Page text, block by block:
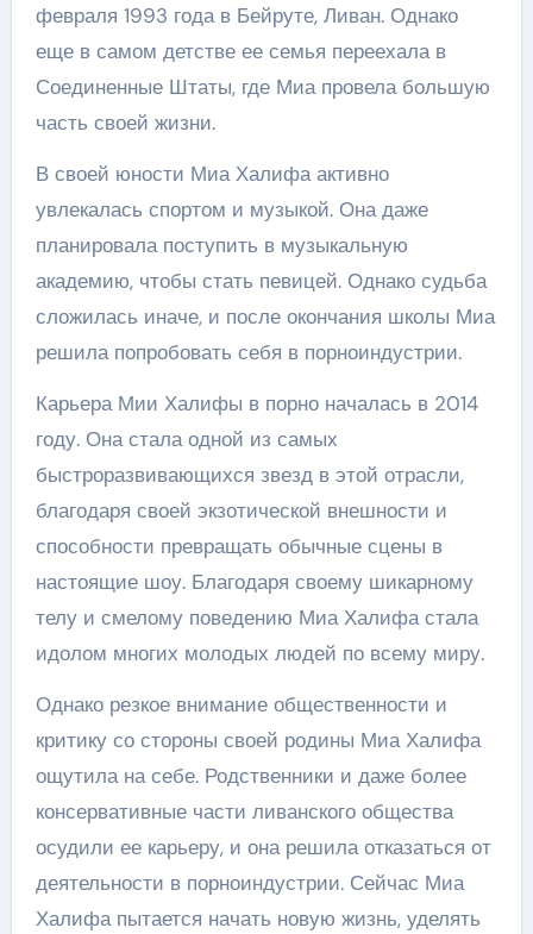
февраля 1993 года в Бейруте, Ливан. Однако
еще в самом детстве ее семья переехала в
Соединенные Штаты, где Миа провела большую
часть своей жизни.
В своей юности Миа Халифа активно
увлекалась спортом и музыкой. Она даже
планировала поступить в музыкальную
академию, чтобы стать певицей. Однако судьба
сложилась иначе, и после окончания школы Миа
решила попробовать себя в порноиндустрии.
Карьера Мии Халифы в порно началась в 2014
году. Она стала одной из самых
быстроразвивающихся звезд в этой отрасли,
благодаря своей экзотической внешности и
способности превращать обычные сцены в
настоящие шоу. Благодаря своему шикарному
телу и смелому поведению Миа Халифа стала
идолом многих молодых людей по всему миру.
Однако резкое внимание общественности и
критику со стороны своей родины Миа Халифа
ощутила на себе. Родственники и даже более
консервативные части ливанского общества
осудили ее карьеру, и она решила отказаться от
деятельности в порноиндустрии. Сейчас Миа
Халифа пытается начать новую жизнь, уделять